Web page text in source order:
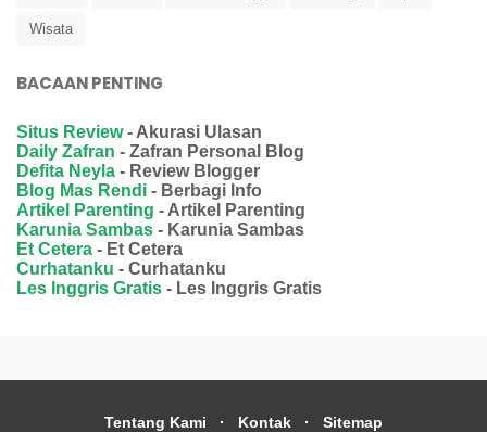
Wisata
BACAAN PENTING
Situs Review- Akurasi Ulasan
Daily Zafran - Zafran Personal Blog
Defita Neyla - Review Blogger
Blog Mas Rendi - Berbagi Info
Artikel Parenting - Artikel Parenting
Karunia Sambas - Karunia Sambas
Et Cetera - Et Cetera
Curhatanku - Curhatanku
Les Inggris Gratis - Les Inggris Gratis
Tentang Kami Kontak Sitemap